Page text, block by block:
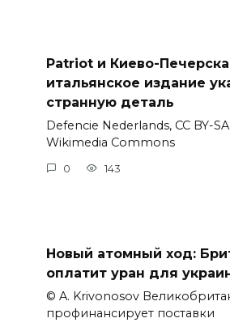
Patriot и Киево-
итальянское издание
странную деталь
Defencie Nederlands, CC BY-
Wikimedia Commons
0 143
Новый атомный ход:
оплатит уран для
© A. Krivonosov
профинансирует поставки